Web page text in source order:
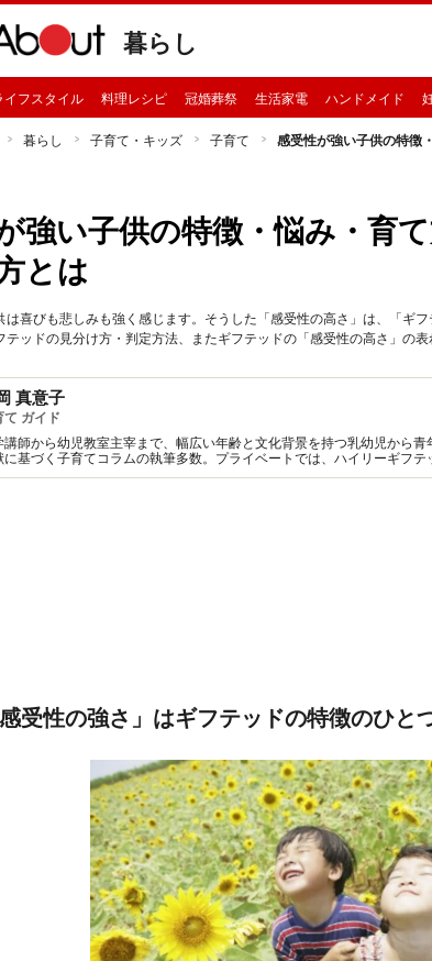
暮らし
イフスタイル 料理レシピ 冠婚葬祭 生活家電 ハンドメイド
暮らし 子育て・キッズ 子育て 感受性が強い子供の特徴
強い子供の特徴・悩み・育
とは
は喜びも悲しみも強く感じます。そうした「感受性の高さ」は、「ギ
テッドの見分け方・判定方法、またギフテッドの「感受性の高さ」の表
真意子
て ガイド
講師から幼児教室主宰まで、幅広い年齢と文化背景を持つ乳幼児から
に基づく子育てコラムの執筆多数。プライベートでは、ハイリーギフ
受性の強さ」はギフテッドの特徴のひと